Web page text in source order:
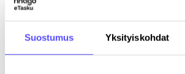
Suostumus Yksityiskohdat
Katuosoite
Postinumero